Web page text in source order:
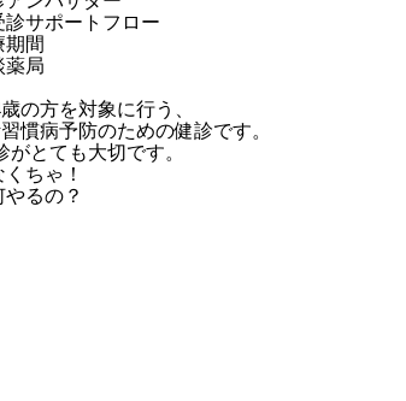
の方を対象に行う、
慣病予防のための健診です。
とても大切です。